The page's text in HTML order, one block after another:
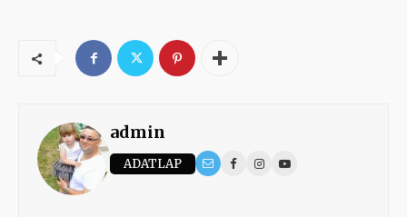
admin
ADATLAP